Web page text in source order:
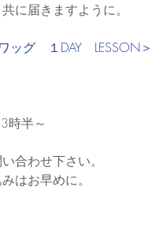
に届きますように。
グ　１DAY　LESSON＞
時半～
合わせ下さい。
はお早めに。